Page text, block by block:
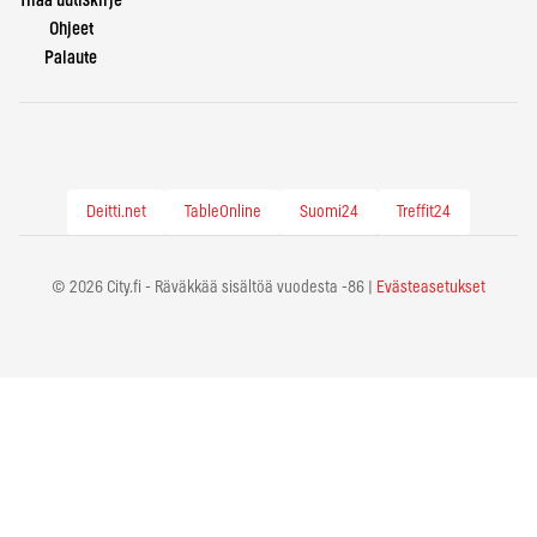
Ohjeet
Palaute
Deitti.net TableOnline Suomi24 Treffit24
© 2026 City.fi - Räväkkää sisältöä vuodesta -86 | Evästeasetukset